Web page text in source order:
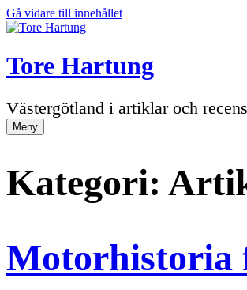
Gå vidare till innehållet
Tore Hartung
Västergötland i artiklar och
Meny
Kategori:
Motorhistoria